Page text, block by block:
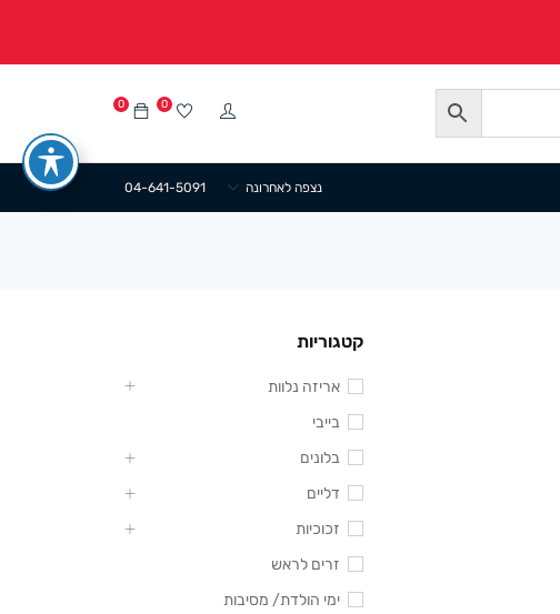
0 0
04-641-5091 נצפה לאחרונה
קטגוריות
אריזה נלוות
בייבי
בלונים
דליים
זכוכיות
זרים לראש
ימי הולדת/ מסיבות